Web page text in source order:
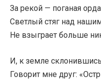
За рекой — поганая
Светлый стяг над
Не взыграет больше
И, к земле
Говорит мне друг: